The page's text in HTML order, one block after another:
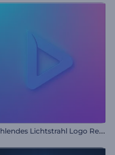
S
trahlendes Lichtstrahl Logo Reveal